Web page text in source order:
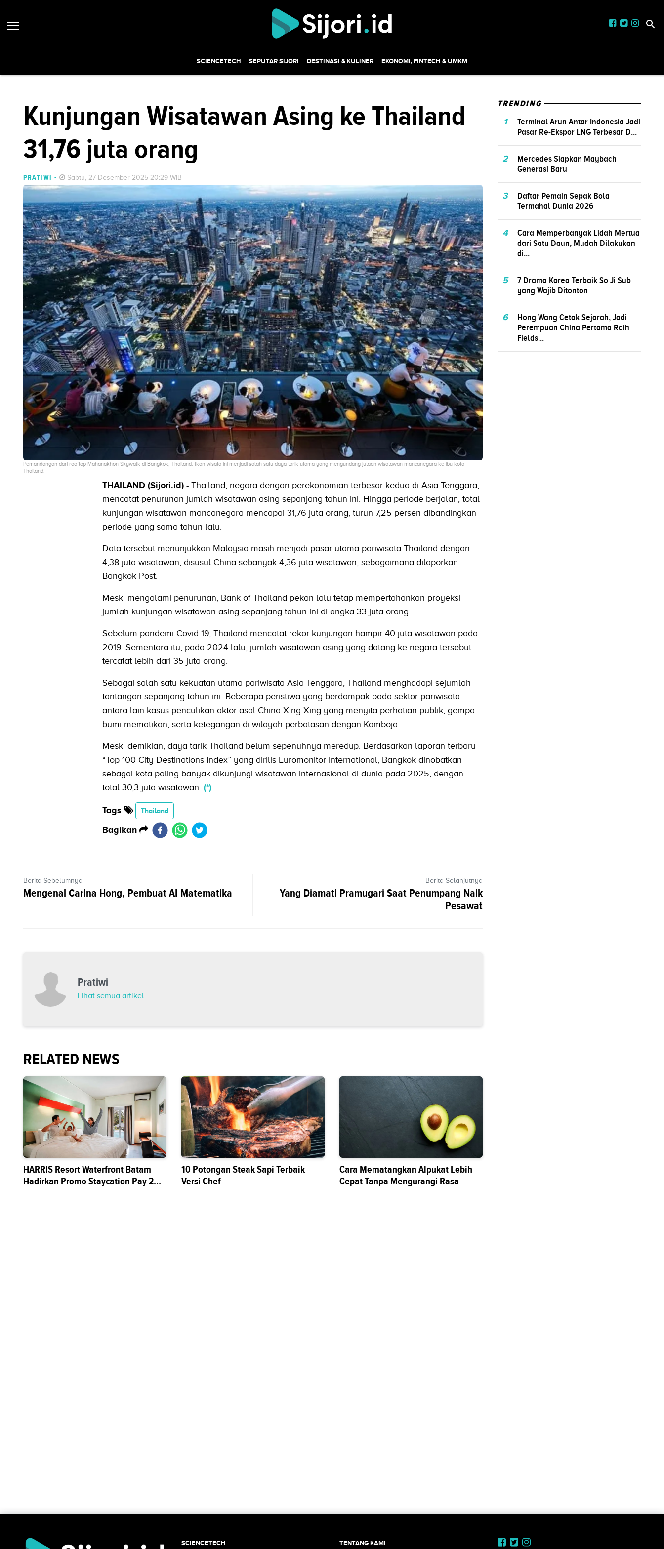
SCIENCETECH SEPUTAR SIJORI DESTINASI & KULINER EKONOMI, FINTECH & UMKM
Kunjungan Wisatawan Asing ke Thailand
31,76 juta orang
PRATIWI - Sabtu, 27 Desember 2025 20:29 WIB
Pemandangan dari rooftop Mahanakhon Skywalk di Bangkok, Thailand. Ikon wisata ini menjadi salah satu daya tarik utama yang mengundang jutaan wisatawan mancanegara ke ibu kota
Thailand.
THAILAND (Sijori.id) - Thailand, negara dengan perekonomian terbesar kedua di Asia Tenggara,
mencatat penurunan jumlah wisatawan asing sepanjang tahun ini. Hingga periode berjalan, total
kunjungan wisatawan mancanegara mencapai 31,76 juta orang, turun 7,25 persen dibandingkan
periode yang sama tahun lalu.
Data tersebut menunjukkan Malaysia masih menjadi pasar utama pariwisata Thailand dengan
4,38 juta wisatawan, disusul China sebanyak 4,36 juta wisatawan, sebagaimana dilaporkan
Bangkok Post.
Meski mengalami penurunan, Bank of Thailand pekan lalu tetap mempertahankan proyeksi
jumlah kunjungan wisatawan asing sepanjang tahun ini di angka 33 juta orang.
Sebelum pandemi Covid-19, Thailand mencatat rekor kunjungan hampir 40 juta wisatawan pada
2019. Sementara itu, pada 2024 lalu, jumlah wisatawan asing yang datang ke negara tersebut
tercatat lebih dari 35 juta orang.
Sebagai salah satu kekuatan utama pariwisata Asia Tenggara, Thailand menghadapi sejumlah
tantangan sepanjang tahun ini. Beberapa peristiwa yang berdampak pada sektor pariwisata
antara lain kasus penculikan aktor asal China Xing Xing yang menyita perhatian publik, gempa
bumi mematikan, serta ketegangan di wilayah perbatasan dengan Kamboja.
Meski demikian, daya tarik Thailand belum sepenuhnya meredup. Berdasarkan laporan terbaru
“Top 100 City Destinations Index” yang dirilis Euromonitor International, Bangkok dinobatkan
sebagai kota paling banyak dikunjungi wisatawan internasional di dunia pada 2025, dengan
total 30,3 juta wisatawan. (*)
Tags Thailand
Bagikan
Berita Sebelumnya
Mengenal Carina Hong, Pembuat AI Matematika
Berita Selanjutnya
Yang Diamati Pramugari Saat Penumpang Naik
Pesawat
Pratiwi
Lihat semua artikel
RELATED NEWS
HARRIS Resort Waterfront Batam
Hadirkan Promo Staycation Pay 2
10 Potongan Steak Sapi Terbaik
Versi Chef
Cara Mematangkan Alpukat Lebih
Cepat Tanpa Mengurangi Rasa
TRENDING
1
Terminal Arun Antar Indonesia Jadi
Pasar Re-Ekspor LNG Terbesar D...
2
Mercedes Siapkan Maybach
Generasi Baru
3
Daftar Pemain Sepak Bola
Termahal Dunia 2026
4
Cara Memperbanyak Lidah Mertua
dari Satu Daun, Mudah Dilakukan
di...
5
7 Drama Korea Terbaik So Ji Sub
yang Wajib Ditonton
6
Hong Wang Cetak Sejarah, Jadi
Perempuan China Pertama Raih
Fields...
SCIENCETECH TENTANG KAMI